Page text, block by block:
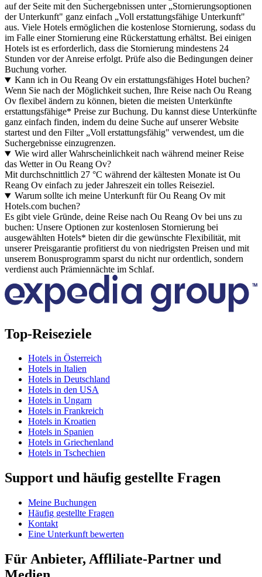
auf der Seite mit den Suchergebnissen unter „Stornierungsoptionen
der Unterkunft" ganz einfach „Voll erstattungsfähige Unterkunft"
aus. Viele Hotels ermöglichen die kostenlose Stornierung, sodass du
im Falle einer Stornierung eine Rückerstattung erhältst. Bei einigen
Hotels ist es erforderlich, dass die Stornierung mindestens 24
Stunden vor der Anreise erfolgt. Prüfe also die Bedingungen deiner
Buchung vorher.
Kann ich in Ou Reang Ov ein erstattungsfähiges Hotel buchen?
Wenn Sie nach der Möglichkeit suchen, Ihre Reise nach Ou Reang
Ov flexibel ändern zu können, bieten die meisten Unterkünfte
erstattungsfähige* Preise zur Buchung. Du kannst diese Unterkünfte
ganz einfach finden, indem du deine Suche auf unserer Website
startest und den Filter „Voll erstattungsfähig" verwendest, um die
Suchergebnisse einzugrenzen.
Wie wird aller Wahrscheinlichkeit nach während meiner Reise
das Wetter in Ou Reang Ov?
Mit durchschnittlich 27 °C während der kältesten Monate ist Ou
Reang Ov einfach zu jeder Jahreszeit ein tolles Reiseziel.
Warum sollte ich meine Unterkunft für Ou Reang Ov mit
Hotels.com buchen?
Es gibt viele Gründe, deine Reise nach Ou Reang Ov bei uns zu
buchen: Unsere Optionen zur kostenlosen Stornierung bei
ausgewählten Hotels* bieten dir die gewünschte Flexibilität, mit
unserer Preisgarantie profitierst du von niedrigsten Preisen und mit
unserem Bonusprogramm sparst du nicht nur ordentlich, sondern
verdienst auch Prämiennächte im Schlaf.
Top-Reiseziele
Hotels in Österreich
Hotels in Italien
Hotels in Deutschland
Hotels in den USA
Hotels in Ungarn
Hotels in Frankreich
Hotels in Kroatien
Hotels in Spanien
Hotels in Griechenland
Hotels in Tschechien
Support und häufig gestellte Fragen
Meine Buchungen
Häufig gestellte Fragen
Kontakt
Eine Unterkunft bewerten
Für Anbieter, Affliliate-Partner und